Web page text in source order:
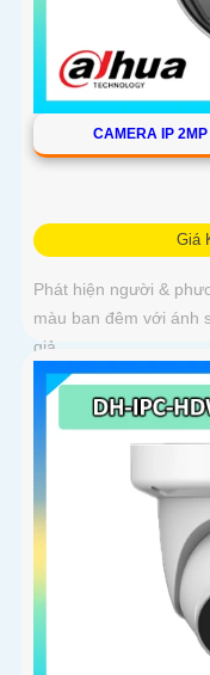
CAMERA IP
Giá
Phát hiện người &
màu ban đêm với ánh
giả